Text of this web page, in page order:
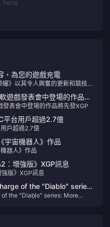
here
，為您的遊戲充電
》以其令人興奮的更新和競技活
的最新動態以及如何透過
遊戲發表會中登場的作品將
發表會中登場的作品將先發XGP
平台用戶超過2.7億
戶超過2.7億
宇宙機器人》作品
器人》作品
：增強版》XGP訊息
版》XGP訊息
of the "Diablo" series:
on player fun rather than
the "Diablo" series: More